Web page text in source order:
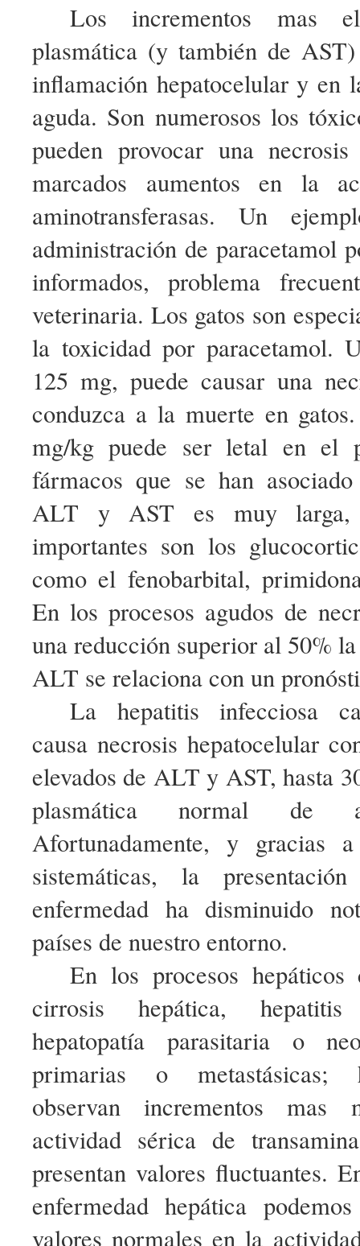
Los incrementos mas
plasmática (y también de
inflamación hepatocelular y en
aguda. Son numerosos los
pueden provocar una
marcados aumentos en la
aminotransferasas. Un
administración de paracetamol
informados, problema
veterinaria. Los gatos son
la toxicidad por paracetamol.
125 mg, puede causar una
conduzca a la muerte en
mg/kg puede ser letal en el
fármacos que se han
ALT y AST es muy larga,
importantes son los
como el fenobarbital,
En los procesos agudos de
una reducción superior al 50%
ALT se relaciona con un
La hepatitis infecciosa
causa necrosis hepatocelular
elevados de ALT y AST, hasta
plasmática normal de
Afortunadamente, y gracias
sistemáticas, la
enfermedad ha disminuido
países de nuestro entorno.
En los procesos
cirrosis hepática,
hepatopatía parasitaria o
primarias o metastásicas;
observan incrementos mas
actividad sérica de
presentan valores fluctuantes.
enfermedad hepática
valores normales en la